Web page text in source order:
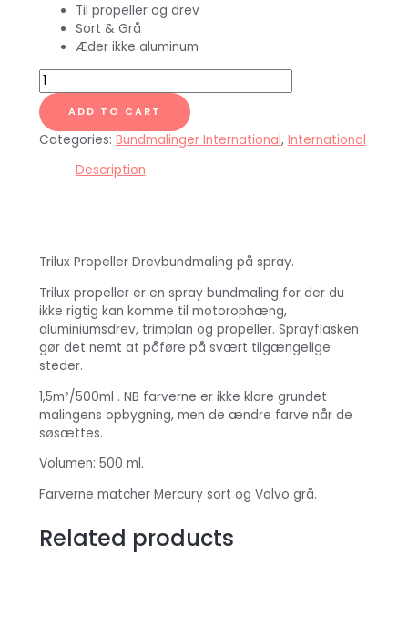
Til propeller og drev
Sort & Grå
Æder ikke aluminum
Trilux
Propeller
Drevbundmaling
Sort
500
ADD TO CART
Categories: Bundmalinger International, International
Description
Trilux Propeller Drevbundmaling på spray.
Trilux propeller er en spray bundmaling for der du
ikke rigtig kan komme til motorophæng,
aluminiumsdrev, trimplan og propeller. Sprayflasken
gør det nemt at påføre på svært tilgængelige
steder.
1,5m²/500ml . NB farverne er ikke klare grundet
malingens opbygning, men de ændre farve når de
søsættes.
Volumen: 500 ml.
Farverne matcher Mercury sort og Volvo grå.
Related products